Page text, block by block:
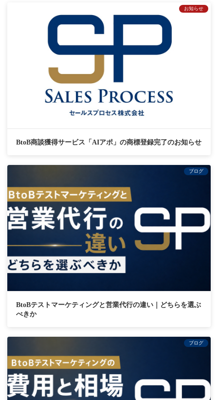
お知らせ
BtoB商談獲得サービス「AIアポ」の商標登録完了のお知らせ
ブログ
BtoBテストマーケティングと営業代行の違い｜どちらを選ぶ
べきか
ブログ